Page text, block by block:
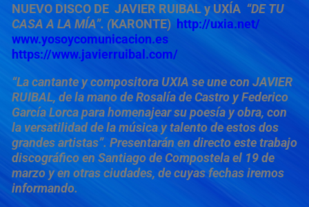
NUEVO DISCO DE JAVIER RUIBAL y UXÍA “DE TU
CASA A LA MÍA”. (KARONTE) http://uxia.net/
www.yosoycomunicacion.es
https://www.javierruibal.com/
“La cantante y compositora UXIA se une con JAVIER
RUIBAL, de la mano de Rosalía de Castro y Federico
García Lorca para homenajear su poesía y obra, con
la versatilidad de la música y talento de estos dos
grandes artistas”. Presentarán en directo este trabajo
discográfico en Santiago de Compostela el 19 de
marzo y en otras ciudades, de cuyas fechas iremos
informando.